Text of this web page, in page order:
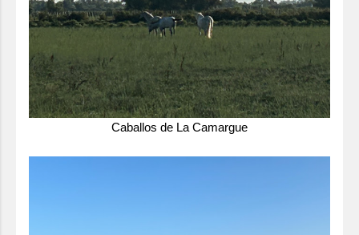
Caballos de La Camargue